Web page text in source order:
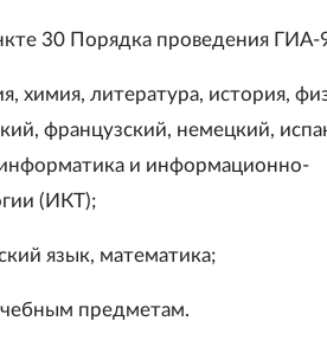
30 Порядка проведения ГИА-
химия, литература, история,
французский, немецкий,
и информационно-
(ИКТ);
язык, математика;
предметам.